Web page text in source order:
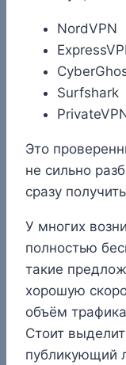
NordVPN
Surfshark
Это
не сильно
сразу
У многих
полностью
такие
хорошую
объём
Стоит
публикующий